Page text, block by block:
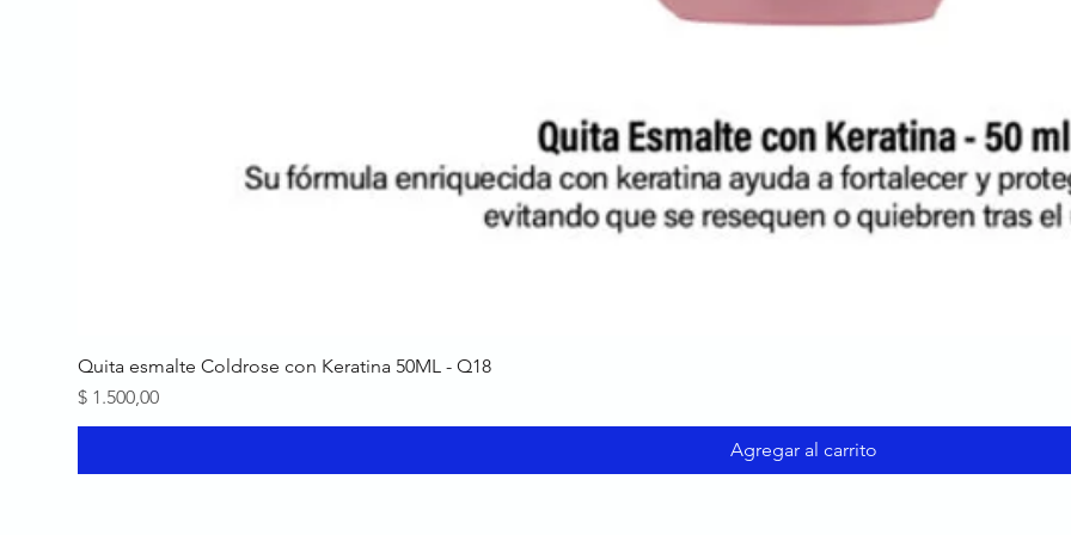
Quita esmalte Coldrose con Keratina 50ML - Q18
Precio
$ 1.500,00
Agregar al carrito